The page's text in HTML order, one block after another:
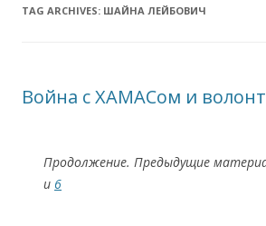
TAG ARCHIVES: ШАЙНА ЛЕЙБОВИЧ
Война с ХАМАСом и
Продолжение. Предыдущие
и 6